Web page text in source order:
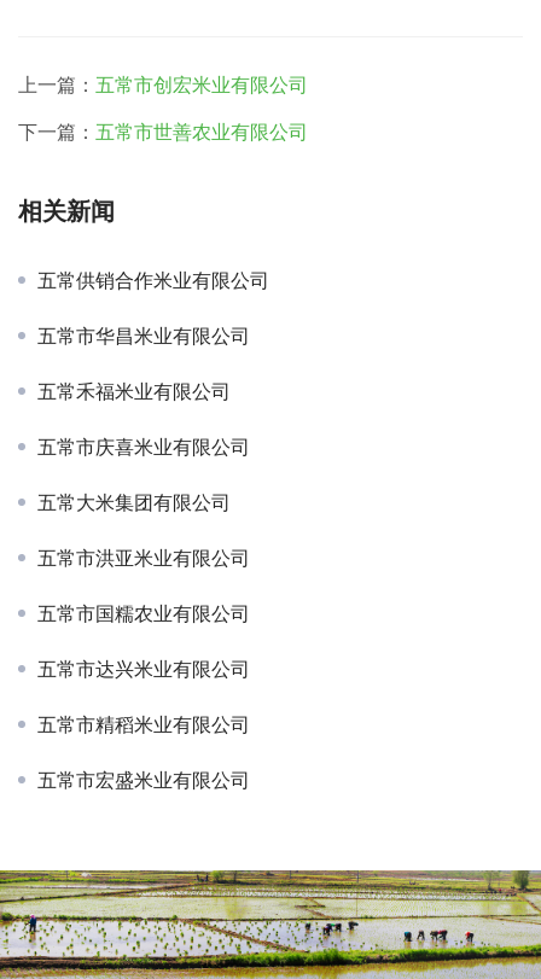
上一篇： 五常市创宏米业有限公司
下一篇： 五常市世善农业有限公司
相关新闻
五常供销合作米业有限公司
五常市华昌米业有限公司
五常禾福米业有限公司
五常市庆喜米业有限公司
五常大米集团有限公司
五常市洪亚米业有限公司
五常市国糯农业有限公司
五常市达兴米业有限公司
五常市精稻米业有限公司
五常市宏盛米业有限公司